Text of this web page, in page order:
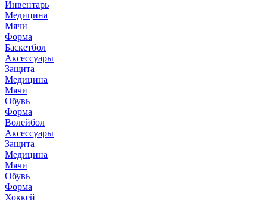
Инвентарь
Медицина
Мячи
Форма
Баскетбол
Аксессуары
Защита
Медицина
Мячи
Обувь
Форма
Волейбол
Аксессуары
Защита
Медицина
Мячи
Обувь
Форма
Хоккей